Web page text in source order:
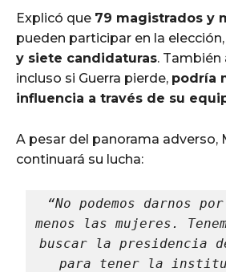
Explicó que 79 magistrados y
pueden participar en la
y siete candidaturas. También
incluso si Guerra pierde, podría
influencia a través de su
A pesar del panorama adverso,
continuará su lucha:
“No podemos darnos
menos las mujeres.
buscar la presidencia
para tener la